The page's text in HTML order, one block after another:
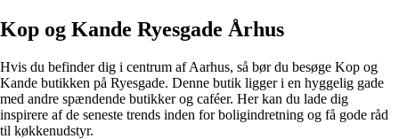
Kop og Kande Ryesgade Århus
Hvis du befinder dig i centrum af Aarhus, så bør du besøge Kop og
Kande butikken på Ryesgade. Denne butik ligger i en hyggelig gade
med andre spændende butikker og caféer. Her kan du lade dig
inspirere af de seneste trends inden for boligindretning og få gode råd
til køkkenudstyr.